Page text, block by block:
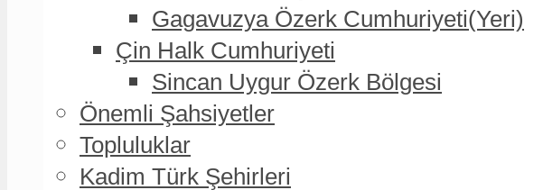
Gagavuzya Özerk Cumhuriyeti(Yeri)
Çin Halk Cumhuriyeti
Sincan Uygur Özerk Bölgesi
Önemli Şahsiyetler
Topluluklar
Kadim Türk Şehirleri